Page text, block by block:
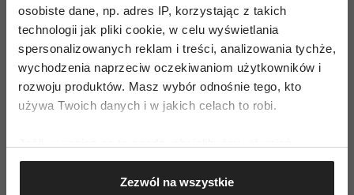
osobiste dane, np. adres IP, korzystając z takich
technologii jak pliki cookie, w celu wyświetlania
spersonalizowanych reklam i treści, analizowania tychże,
wychodzenia naprzeciw oczekiwaniom użytkowników i
rozwoju produktów. Masz wybór odnośnie tego, kto
używa Twoich danych i w jakich celach to robi.
Gromadzić dane dotyczące Twojej lokalizacji
geograficznej z dokładnością nawet do kilku metrów
Zezwól na wszystkie
AUTOPROMOCJA